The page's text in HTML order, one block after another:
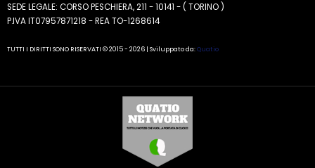
SEDE LEGALE: CORSO PESCHIERA, 211 - 10141 - ( TORINO )
P.IVA IT07957871218 - REA TO-1268614
TUTTI I DIRITTI SONO RISERVATI © 2015 - 2026 | Sviluppato da:Quatio